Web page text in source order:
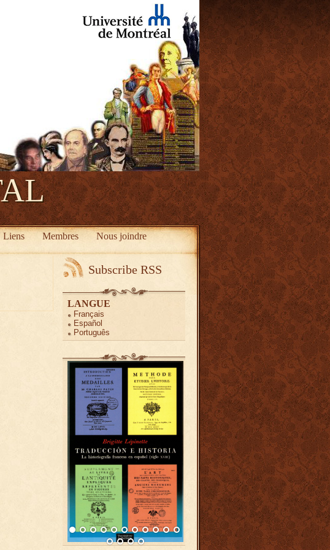
Liens Membres Nous joindre
Subscribe RSS
LANGUE
Français
Español
Português